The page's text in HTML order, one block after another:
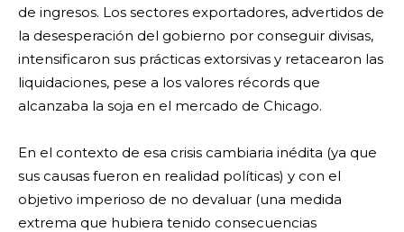
de ingresos. Los sectores exportadores, advertidos de
la desesperación del gobierno por conseguir divisas,
intensificaron sus prácticas extorsivas y retacearon las
liquidaciones, pese a los valores récords que
alcanzaba la soja en el mercado de Chicago.
En el contexto de esa crisis cambiaria inédita (ya que
sus causas fueron en realidad políticas) y con el
objetivo imperioso de no devaluar (una medida
extrema que hubiera tenido consecuencias